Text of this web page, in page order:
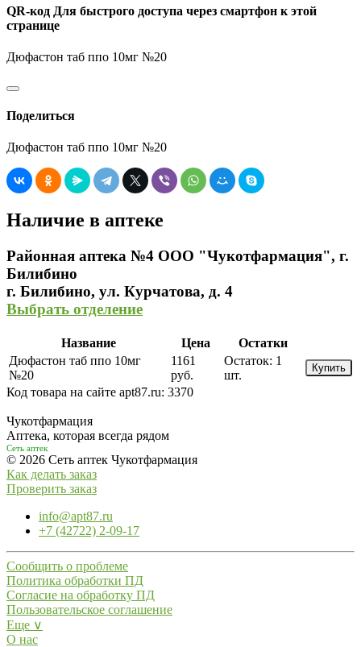
QR-код Для быстрого доступа через смартфон к этой
странице
Дюфастон таб ппо 10мг №20
Поделиться
Дюфастон таб ппо 10мг №20
Наличие в аптеке
Районная аптека №4 ООО "Чукотфармация", г.
Билибино
г. Билибино, ул. Курчатова, д. 4
Выбрать отделение
Название Цена
Остатки
Дюфастон таб ппо 10мг
№20
1161
руб.
Остаток: 1
шт.
Купить
Код товара на сайте apt87.ru: 3370
Чукотфармация
Аптека, которая всегда рядом
Сеть аптек
© 2026 Сеть аптек Чукотфармация
Как делать заказ
Проверить заказ
info@apt87.ru
+7 (42722) 2-09-17
Сообщить о проблеме
Политика обработки ПД
Согласие на обработку ПД
Пользовательское соглашение
Еще ∨
О нас